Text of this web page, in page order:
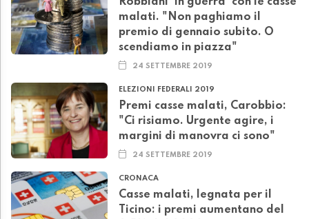
malati. "Non paghiamo il
premio di gennaio subito. O
scendiamo in piazza"
24 SETTEMBRE 2019
ELEZIONI FEDERALI 2019
Premi casse malati, Carobbio:
"Ci risiamo. Urgente agire, i
margini di manovra ci sono"
24 SETTEMBRE 2019
CRONACA
Casse malati, legnata per il
Ticino: i premi aumentano del